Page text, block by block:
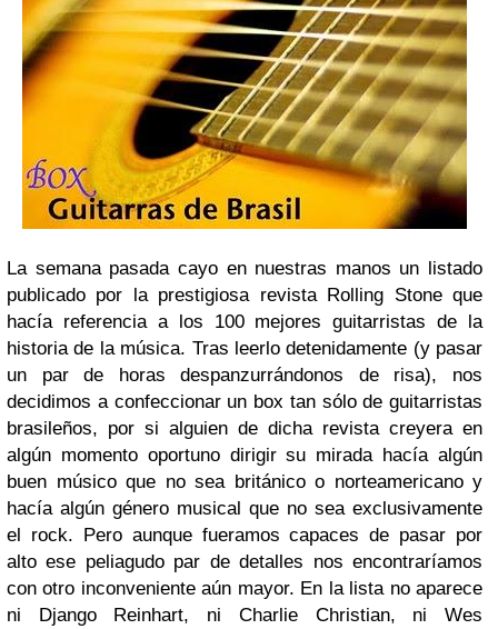
La semana pasada cayo en nuestras manos un listado
publicado por la prestigiosa revista Rolling Stoneque
hacía referencia a los 100 mejores guitarristas de la
historia de la música. Tras leerlo detenidamente (y pasar
un par de horas despanzurrándonos de risa), nos
decidimos a confeccionar un box tan sólo de guitarristas
brasileños, por si alguien de dicha revista creyera en
algún momento oportuno dirigir su mirada hacía algún
buen músico que no sea británico o norteamericano y
hacía algún género musical que no sea exclusivamente
el rock. Pero aunque fueramos capaces de pasar por
alto ese peliagudo par de detalles nos encontraríamos
con otro inconveniente aún mayor. En la lista no aparece
ni Django Reinhart, ni Charlie Christian, niWes